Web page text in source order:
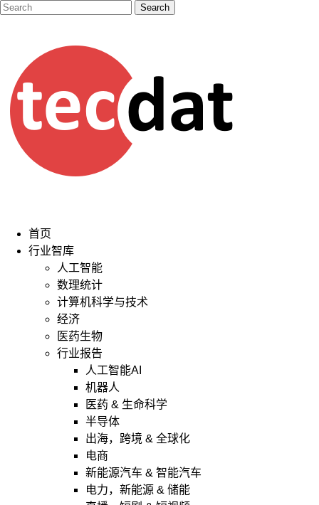
首页
行业智库
人工智能
数理统计
计算机科学与技术
经济
医药生物
行业报告
人工智能AI
机器人
医药 & 生命科学
半导体
出海，跨境 & 全球化
电商
新能源汽车 & 智能汽车
电力，新能源 & 储能